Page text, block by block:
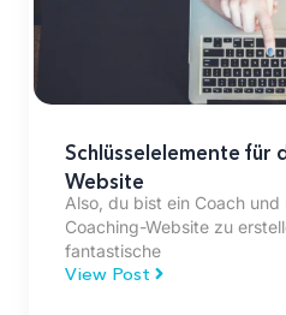
Schlüsselelemente für
Website
Also, du bist ein Coach
Coaching-Website zu
fantastische
View Post